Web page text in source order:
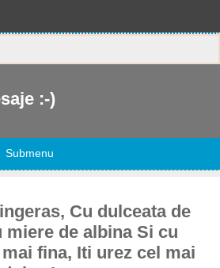
:-)
Submenu
Cu dulceata de
miere de albina Si cu
fina, Iti urez cel mai